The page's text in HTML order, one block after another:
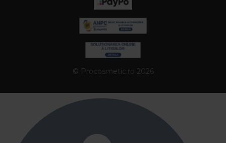
© Procosmetic.ro 2026